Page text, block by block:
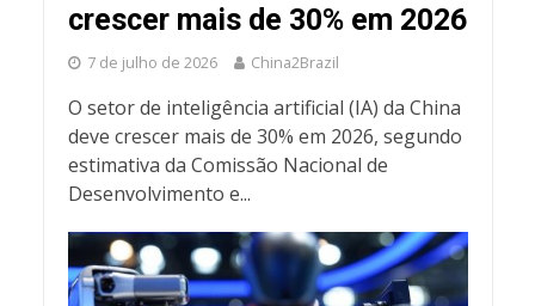
crescer mais de 30% em 2026
7 de julho de 2026 China2Brazil
O setor de inteligência artificial (IA) da China
deve crescer mais de 30% em 2026, segundo
estimativa da Comissão Nacional de
Desenvolvimento e...